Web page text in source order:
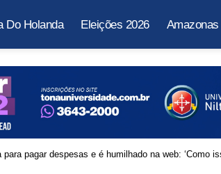
Do Holanda Eleições 2026 Amazonas
pagar despesas e é humilhado na web: ‘Como